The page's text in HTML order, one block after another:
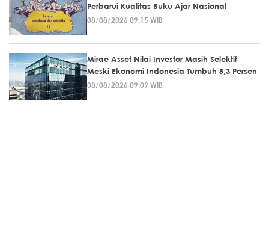
Perbarui Kualitas Buku Ajar Nasional
08/08/2026 09:15 WIB
Mirae Asset Nilai Investor Masih Selektif
Meski Ekonomi Indonesia Tumbuh 5,3 Persen
08/08/2026 09:09 WIB